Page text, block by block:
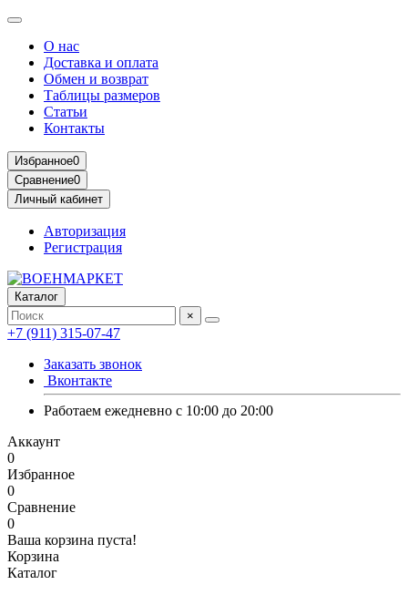
О нас
Доставка и оплата
Обмен и возврат
Таблицы размеров
Статьи
Контакты
Избранное0
Сравнение0
Личный кабинет
Авторизация
Регистрация
Каталог
×
+7 (911) 315-07-47
Заказать звонок
Вконтакте
Работаем ежедневно с 10:00 до 20:00
Аккаунт
0
Избранное
0
Сравнение
0
Ваша корзина пуста!
Корзина
Каталог